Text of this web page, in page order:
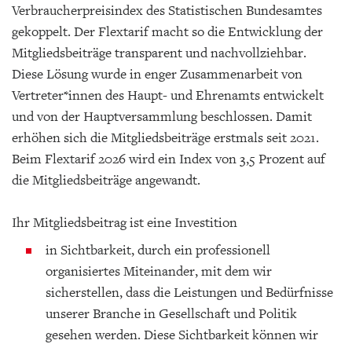
Verbraucherpreisindex des Statistischen Bundesamtes
gekoppelt. Der Flextarif macht so die Entwicklung der
Mitgliedsbeiträge transparent und nachvollziehbar.
Diese Lösung wurde in enger Zusammenarbeit von
Vertreter*innen des Haupt- und Ehrenamts entwickelt
und von der Hauptversammlung beschlossen. Damit
erhöhen sich die Mitgliedsbeiträge erstmals seit 2021.
Beim Flextarif 2026 wird ein Index von 3,5 Prozent auf
die Mitgliedsbeiträge angewandt.
Ihr Mitgliedsbeitrag ist eine Investition
in Sichtbarkeit, durch ein professionell
organisiertes Miteinander, mit dem wir
sicherstellen, dass die Leistungen und Bedürfnisse
unserer Branche in Gesellschaft und Politik
gesehen werden. Diese Sichtbarkeit können wir